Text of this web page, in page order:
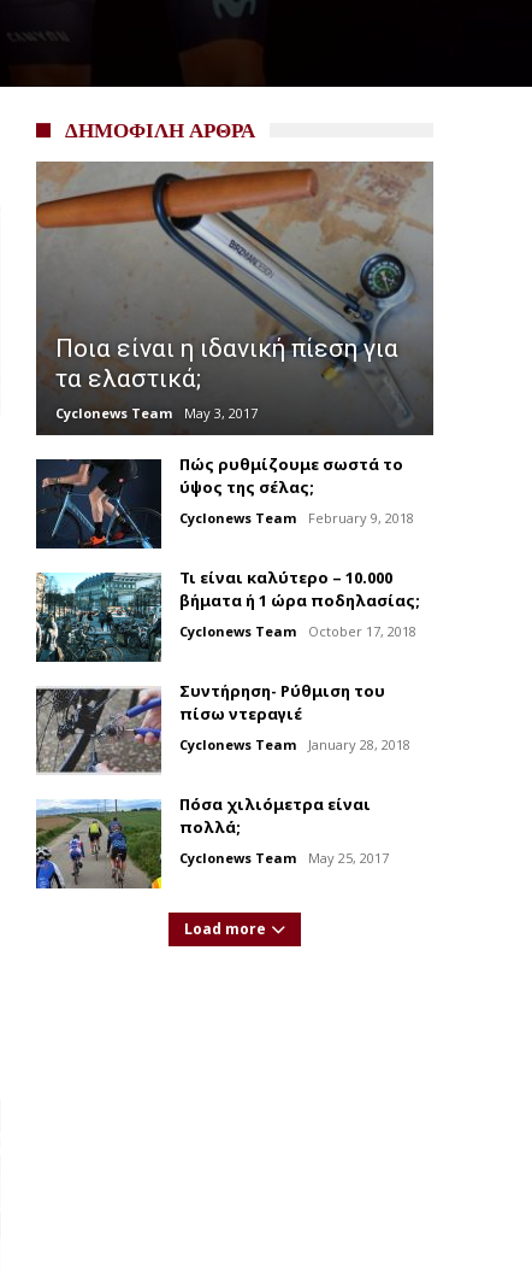
ΔΗΜΟΦΙΛΗ ΑΡΘΡΑ
Ποια είναι η ιδανική πίεση για
τα ελαστικά;
Cyclonews Team May 3, 2017
Πώς ρυθμίζουμε σωστά το
ύψος της σέλας;
Cyclonews Team February 9, 2018
Τι είναι καλύτερο – 10.000
βήματα ή 1 ώρα ποδηλασίας;
Cyclonews Team October 17, 2018
Συντήρηση- Ρύθμιση του
πίσω ντεραγιέ
Cyclonews Team January 28, 2018
Πόσα χιλιόμετρα είναι
πολλά;
Cyclonews Team May 25, 2017
Load more